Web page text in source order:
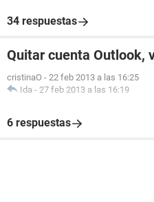
34 respuestas
Quitar cuenta Outlook,
cristinaO - 22 feb 2013 a las 16:25
Ida - 27 feb 2013 a las 16:19
6 respuestas